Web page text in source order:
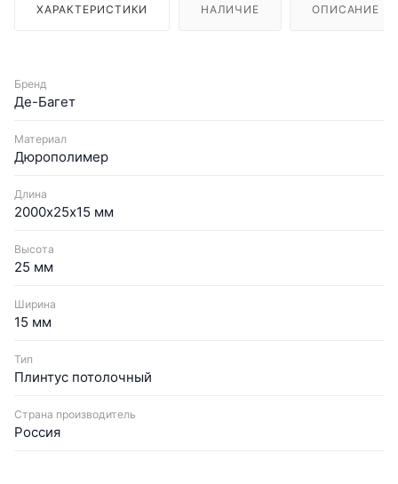
ХАРАКТЕРИСТИКИ НАЛИЧИЕ ОПИСАНИЕ
Бренд
Де-Багет
Материал
Дюрополимер
Длина
2000х25х15 мм
Высота
25 мм
Ширина
15 мм
Тип
Плинтус потолочный
Страна производитель
Россия